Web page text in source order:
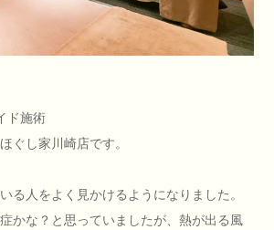
ド施術
ぐし家川崎店です。
る人をよく見かけるようになりました。
かな？と思っていましたが、熱が出る風